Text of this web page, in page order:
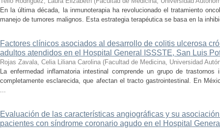
En la última década, la inmunoterapia ha revolucionado el tratamiento
manejo de tumores malignos. Esta estrategia terapéutica se basa en la
Factores clínicos asociados al desarrollo de colitis ulcerosa
adultos atendidos en el Hospital General ISSSTE, San Luis
Rojas Zavala, Celia Liliana Carolina (Facultad de Medicina, Universidad
La enfermedad inflamatoria intestinal comprende un grupo de
completamente esclarecida, que afectan el tracto gastrointestinal. En
...
Evaluación de las características angiográficas y su
pacientes con síndrome coronario agudo en el Hospital